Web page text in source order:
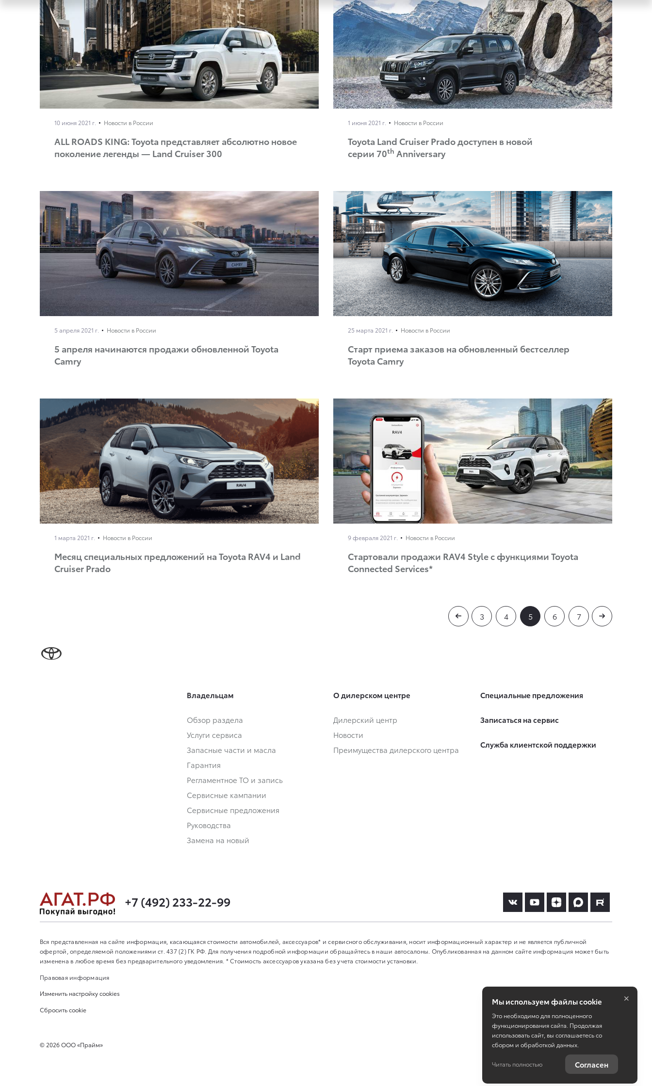
10 июня 2021 г. Новости в России
ALL ROADS KING: Toyota представляет абсолютно новое
поколение легенды — Land Cruiser 300
1 июня 2021 г. Новости в России
Toyota Land Cruiser Prado доступен в новой
серии 70th Anniversary
5 апреля 2021 г. Новости в России
5 апреля начинаются продажи обновленной Toyota
Camry
25 марта 2021 г. Новости в России
Старт приема заказов на обновленный бестселлер
Toyota Camry
1 марта 2021 г. Новости в России
Месяц специальных предложений на Toyota RAV4 и Land
Cruiser Prado
9 февраля 2021 г. Новости в России
Стартовали продажи RAV4 Style с функциями Toyota
Connected Services*
3 4 5 6 7
Владельцам
Обзор раздела
Услуги сервиса
Запасные части и масла
Гарантия
Регламентное ТО и запись
Сервисные кампании
Сервисные предложения
Руководства
Замена на новый
О дилерском центре
Дилерский центр
Новости
Преимущества дилерского центра
Специальные предложения
Записаться на сервис
Служба клиентской поддержки
+7 (492) 233-22-99
Вся представленная на сайте информация, касающаяся стоимости автомобилей, аксессуаров* и сервисного обслуживания, носит информационный характер и не является публичной
офертой, определяемой положениями ст. 437 (2) ГК РФ. Для получения подробной информации обращайтесь в наши автосалоны. Опубликованная на данном сайте информация может быть
изменена в любое время без предварительного уведомления. * Стоимость аксессуаров указана без учета стоимости установки.
Правовая информация
Изменить настройку cookies
Сбросить cookie
© 2026ООО «Прайм» Работает на технологиях
Мы используем файлы cookie
Это необходимо для полноценного
функционирования сайта. Продолжая
использовать сайт, вы соглашаетесь со
сбором и обработкой данных.
Читать полностью Согласен
×